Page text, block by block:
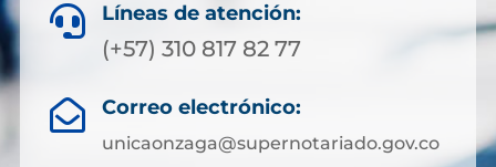
 Líneas de atención:
(+57) 310 817 82 77
 Correo electrónico:
unicaonzaga@supernotariado.gov.co